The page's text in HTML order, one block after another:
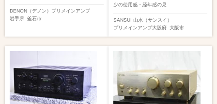
DENON（デノン） プリメインアンプ
岩手県 釜石市
少の使用感・経年感の見 ...
SANSUI 山水（サンスイ）
プリメインアンプ大阪府 大阪市